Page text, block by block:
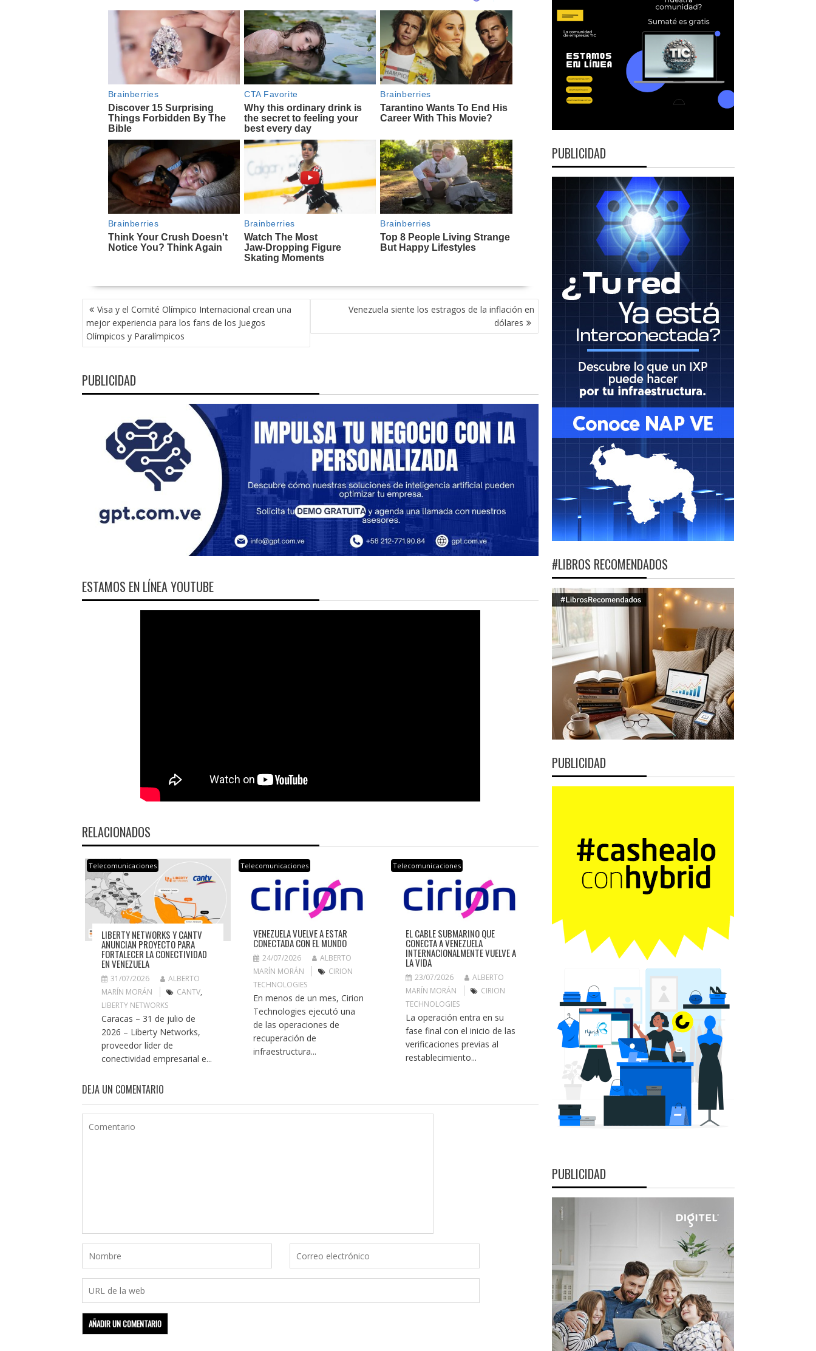
NAVEGACIÓN
DE
ENTRADAS
Visa y el Comité Olímpico Internacional crean una
mejor experiencia para los fans de los Juegos
Olímpicos y Paralímpicos
Venezuela siente los estragos de la inflación en
dólares
PUBLICIDAD
ESTAMOS EN LÍNEA YOUTUBE
RELACIONADOS
Telecomunicaciones
LIBERTY NETWORKS Y CANTV
ANUNCIAN PROYECTO PARA
FORTALECER LA CONECTIVIDAD
EN VENEZUELA
31/07/2026
ALBERTO
MARÍN MORÁN
CANTV,
LIBERTY NETWORKS
Caracas – 31 de julio de
2026 – Liberty Networks,
proveedor líder de
conectividad empresarial e...
Telecomunicaciones
VENEZUELA VUELVE A ESTAR
CONECTADA CON EL MUNDO
24/07/2026
ALBERTO
MARÍN MORÁN
CIRION
TECHNOLOGIES
En menos de un mes, Cirion
Technologies ejecutó una
de las operaciones de
recuperación de
infraestructura...
Telecomunicaciones
EL CABLE SUBMARINO QUE
CONECTA A VENEZUELA
INTERNACIONALMENTE VUELVE A
LA VIDA
23/07/2026
ALBERTO
MARÍN MORÁN
CIRION
TECHNOLOGIES
La operación entra en su
fase final con el inicio de las
verificaciones previas al
restablecimiento...
DEJA UN COMENTARIO
PUBLICIDAD
#LIBROS RECOMENDADOS
PUBLICIDAD
PUBLICIDAD